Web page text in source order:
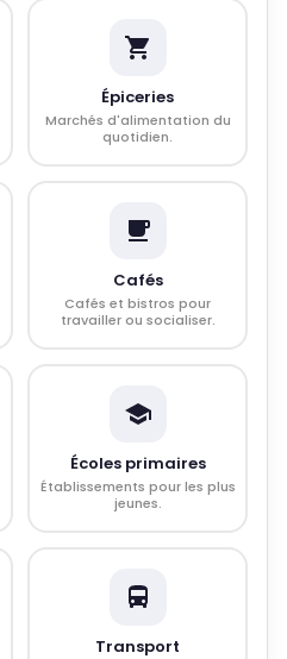
Épiceries
Marchés d'alimentation du
quotidien.
Cafés
Cafés et bistros pour
travailler ou socialiser.
Écoles primaires
Établissements pour les plus
jeunes.
Transport